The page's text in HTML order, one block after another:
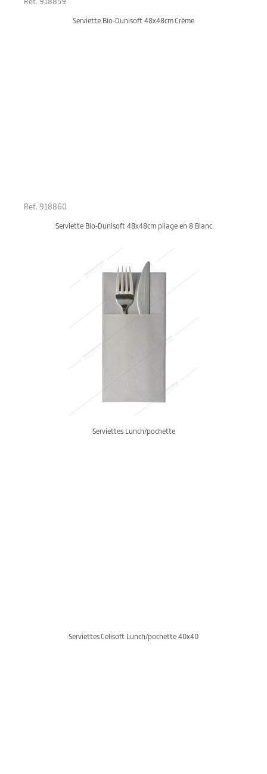
Serviette Bio-Dunisoft 48x48cm Crème
Ref. 918860
Serviette Bio-Dunisoft 48x48cm pliage en 8 Blanc
Serviettes Lunch/pochette
Serviettes Celisoft Lunch/pochette 40x40